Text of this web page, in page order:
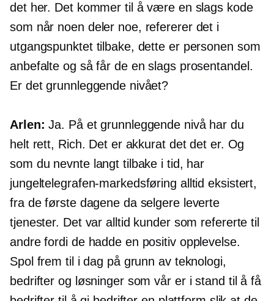
det her. Det kommer til å være en slags kode
som når noen deler noe, refererer det i
utgangspunktet tilbake, dette er personen som
anbefalte og så får de en slags prosentandel.
Er det grunnleggende nivået?
Arlen: Ja. På et grunnleggende nivå har du
helt rett, Rich. Det er akkurat det det er. Og
som du nevnte langt tilbake i tid, har
jungeltelegrafen-markedsføring alltid eksistert,
fra de første dagene da selgere leverte
tjenester. Det var alltid kunder som refererte til
andre fordi de hadde en positiv opplevelse.
Spol frem til i dag på grunn av teknologi,
bedrifter og løsninger som vår er i stand til å få